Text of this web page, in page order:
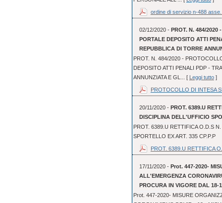
ordine di servizio n-488
02/12/2020 - PROT. N. 484/2020
PORTALE DEPOSITO ATTI
REPUBBLICA DI TORRE
PROT. N. 484/2020 -
DEPOSITO ATTI PENALI PDP -
ANNUNZIATA E GL... [ Leggi tutto]
PROTOCOLLO DI INTESA
20/11/2020 - PROT. 6389.U
DISCIPLINA DELL'UFFICIO
PROT. 6389.U RETTIFICA O.D.S
SPORTELLO EX ART. 335 CP.P.P
PROT. 6389.U RETTIFICA
17/11/2020 - Prot. 447-2020-
ALL'EMERGENZA
PROCURA IN VIGORE DAL 18-
Prot. 447-2020- MISURE